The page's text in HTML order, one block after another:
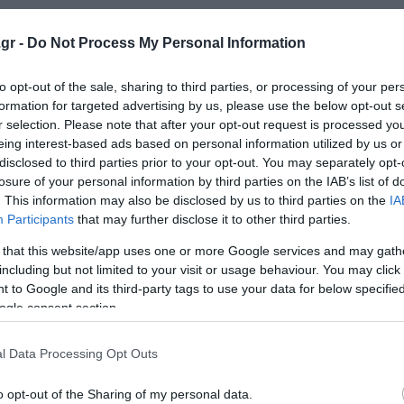
- Do Not Process My Personal Information
opt-out of the sale, sharing to third parties, or processing of your
for targeted advertising by us, please use the below opt-out
selection. Please note that after your opt-out request is processed
interest-based ads based on personal information utilized by us
to third parties prior to your opt-out. You may separately
of your personal information by third parties on the IAB’s list of
This information may also be disclosed by us to third parties on the
Participants that may further disclose it to other third parties.
that this website/app uses one or more Google services and may
but not limited to your visit or usage behaviour. You may
to Google and its third-party tags to use your data for below
consent section.
Data Processing Opt Outs
opt-out of the Sharing of my personal data.
των στελεχών της φράξιας και αυτό φάνηκε
της Τοπικής Αυτοδιοίκησης.
του κόμματος και εκπρόσωπος των μελών και
δεδομένα, να αντιπαρατεθεί της νεοφιλελεύθερης
ΝΔ Μητσοτάκη και όχι για να περιφράξει το κόμμα
τους από μια άλλη εποχή.
και σκοπό έχει να κυβερνήσει τον τόπο για να
στελεχών που έχουν αποκοπεί από την κοινωνία
να νικήσουμε».